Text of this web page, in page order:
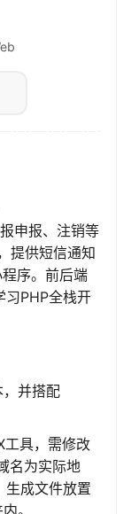
申报、注销等
提供短信通知
序。前后端
习PHP全栈开
并搭配
具，需修改
名为实际地
生成文件放置